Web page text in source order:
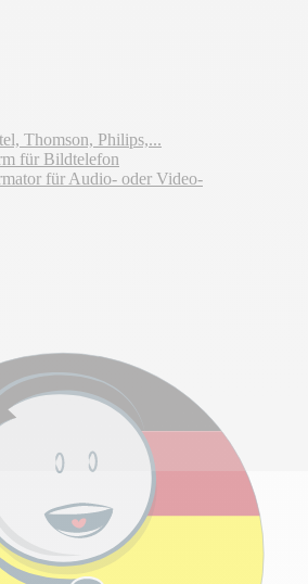
Thomson, Philips,...
für Bildtelefon
für Audio- oder Video-